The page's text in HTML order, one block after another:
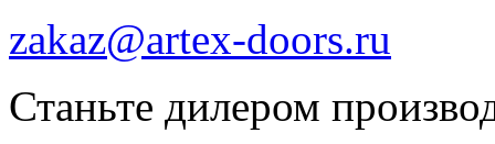
zakaz@artex-doors.ru
Станьте дилером